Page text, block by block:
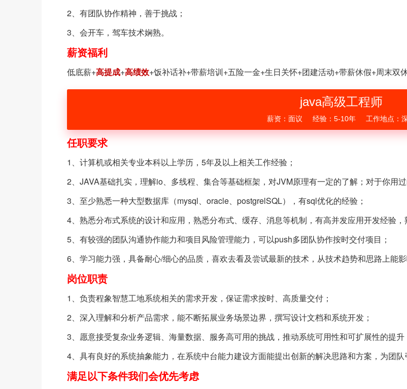
2、有团队协作精神，善于挑战；
3、会开车，驾车技术娴熟。
薪资福利
低底薪+高提成+高绩效+饭补话补+带薪培训+五险一金+生日关怀+团建活动+带薪休假+周末双
java高级工程师
薪资：面议 经验：5-10年 工作地点：
任职要求
1、计算机或相关专业本科以上学历，5年及以上相关工作经验；
2、JAVA基础扎实，理解io、多线程、集合等基础框架，对JVM原理有一定的了解；对于你用
3、至少熟悉一种大型数据库（mysql、oracle、postgrelSQL），有sql优化的经验；
4、熟悉分布式系统的设计和应用，熟悉分布式、缓存、消息等机制，有高并发应用开发经验
5、有较强的团队沟通协作能力和项目风险管理能力，可以push多团队协作按时交付项目；
6、学习能力强，具备耐心/细心的品质，喜欢去看及尝试最新的技术，从技术趋势和思路上能影
岗位职责
1、负责程象智慧工地系统相关的需求开发，保证需求按时、高质量交付；
2、深入理解和分析产品需求，能不断拓展业务场景边界，撰写设计文档和系统开发；
3、愿意接受复杂业务逻辑、海量数据、服务高可用的挑战，推动系统可用性和可扩展性的提升
4、具有良好的系统抽象能力，在系统中台能力建设方面能提出创新的解决思路和方案，为团队
满足以下条件我们会优先考虑